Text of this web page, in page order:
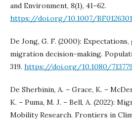
and Environment, 8(1), 41–62.
https://doi.org/10.1007/
De Jong, G. F. (2000):
migration decision-making.
319. https://doi.org/10.1080/
De Sherbinin, A. – Grace, K. –
K. – Puma, M. J. – Bell, A. (2022):
Mobility Research. Frontiers in